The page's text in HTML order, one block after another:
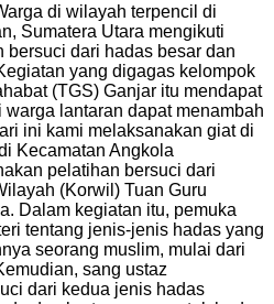
di wilayah terpencil di
Sumatera Utara mengikuti
bersuci dari hadas besar dan
yang digagas kelompok
(TGS) Ganjar itu mendapat
lantaran dapat menambah
ini kami melaksanakan giat di
Kecamatan Angkola
pelatihan bersuci dari
(Korwil) Tuan Guru
Dalam kegiatan itu, pemuka
tentang jenis-jenis hadas yang
seorang muslim, mulai dari
sang ustaz
dari kedua jenis hadas